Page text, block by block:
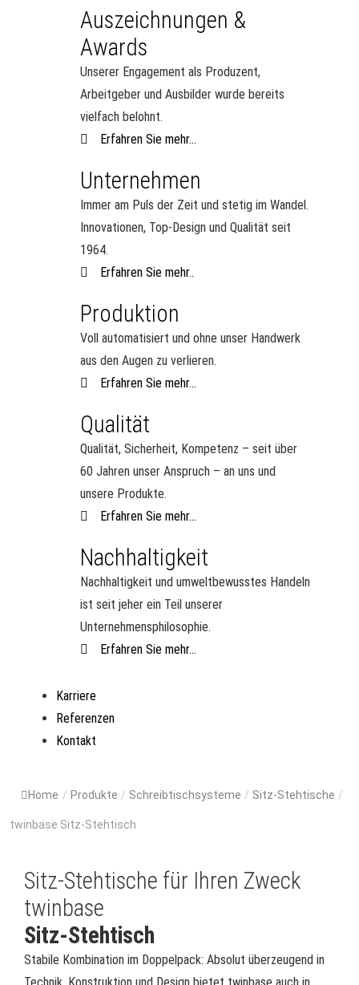
Auszeichnungen &
Awards
Unserer Engagement als Produzent,
Arbeitgeber und Ausbilder wurde bereits
vielfach belohnt.
Erfahren Sie mehr...
Unternehmen
Immer am Puls der Zeit und stetig im Wandel.
Innovationen, Top-Design und Qualität seit
1964.
Erfahren Sie mehr..
Produktion
Voll automatisiert und ohne unser Handwerk
aus den Augen zu verlieren.
Erfahren Sie mehr...
Qualität
Qualität, Sicherheit, Kompetenz – seit über
60 Jahren unser Anspruch – an uns und
unsere Produkte.
Erfahren Sie mehr...
Nachhaltigkeit
Nachhaltigkeit und umweltbewusstes Handeln
ist seit jeher ein Teil unserer
Unternehmensphilosophie.
Erfahren Sie mehr...
Karriere
Referenzen
Kontakt
Home / Produkte / Schreibtischsysteme / Sitz-Stehtische /
twinbase Sitz-Stehtisch
Sitz-Stehtische für Ihren Zweck
twinbase
Sitz-Stehtisch
Stabile Kombination im Doppelpack: Absolut überzeugend in